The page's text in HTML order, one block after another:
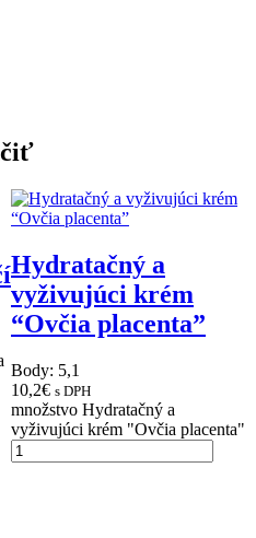
Hydratačný a
vyživujúci krém
“Ovčia placenta”
Body: 5,1
10,2€ s DPH
množstvo Hydratačný a
vyživujúci krém "Ovčia placenta"